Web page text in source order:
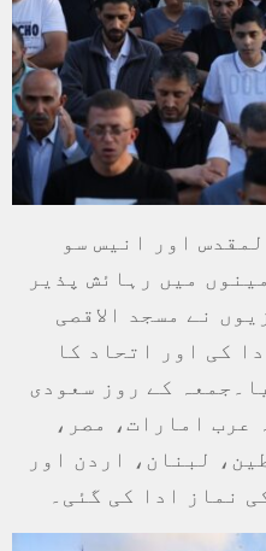
اور انیس سو
میں رہائش پذیر
نے مسجد الاقصی
کی اور اتحاد کا
کے روز سعودی
عرب امارات، مصر،
لبنان، اردن اور
نماز ادا کی گئی۔